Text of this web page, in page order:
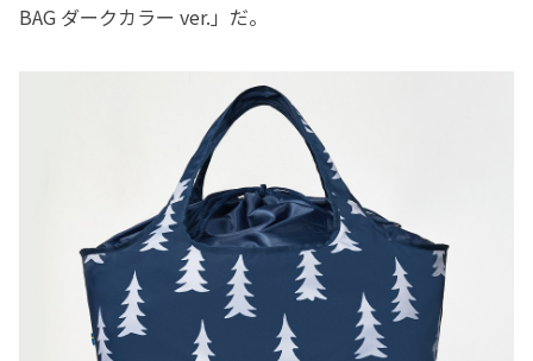
BAG ダークカラー ver.」だ。